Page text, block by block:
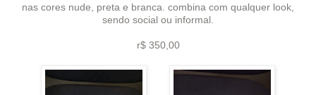
nas cores nude, preta e branca. combina com qualquer look,
sendo social ou informal.
r$ 350,00